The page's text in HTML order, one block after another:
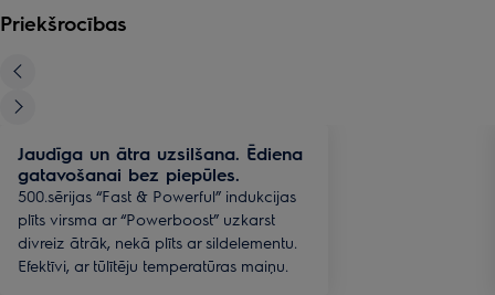
Priekšrocības
Jaudīga un ātra uzsilšana. Ēdiena
gatavošanai bez piepūles.
500.sērijas “Fast & Powerful” indukcijas
plīts virsma ar “Powerboost” uzkarst
divreiz ātrāk, nekā plīts ar sildelementu.
Efektīvi, ar tūlītēju temperatūras maiņu.